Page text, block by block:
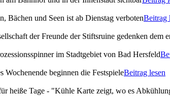
Bächen und Seen ist ab Dienstag verbotenBeitrag
der Freunde der Stiftsruine gedenken dem
im Stadtgebiet von Bad Hersfeld
Wochenende beginnen die FestspieleBeitrag lesen
heiße Tage - "Kühle Karte zeigt, wo es